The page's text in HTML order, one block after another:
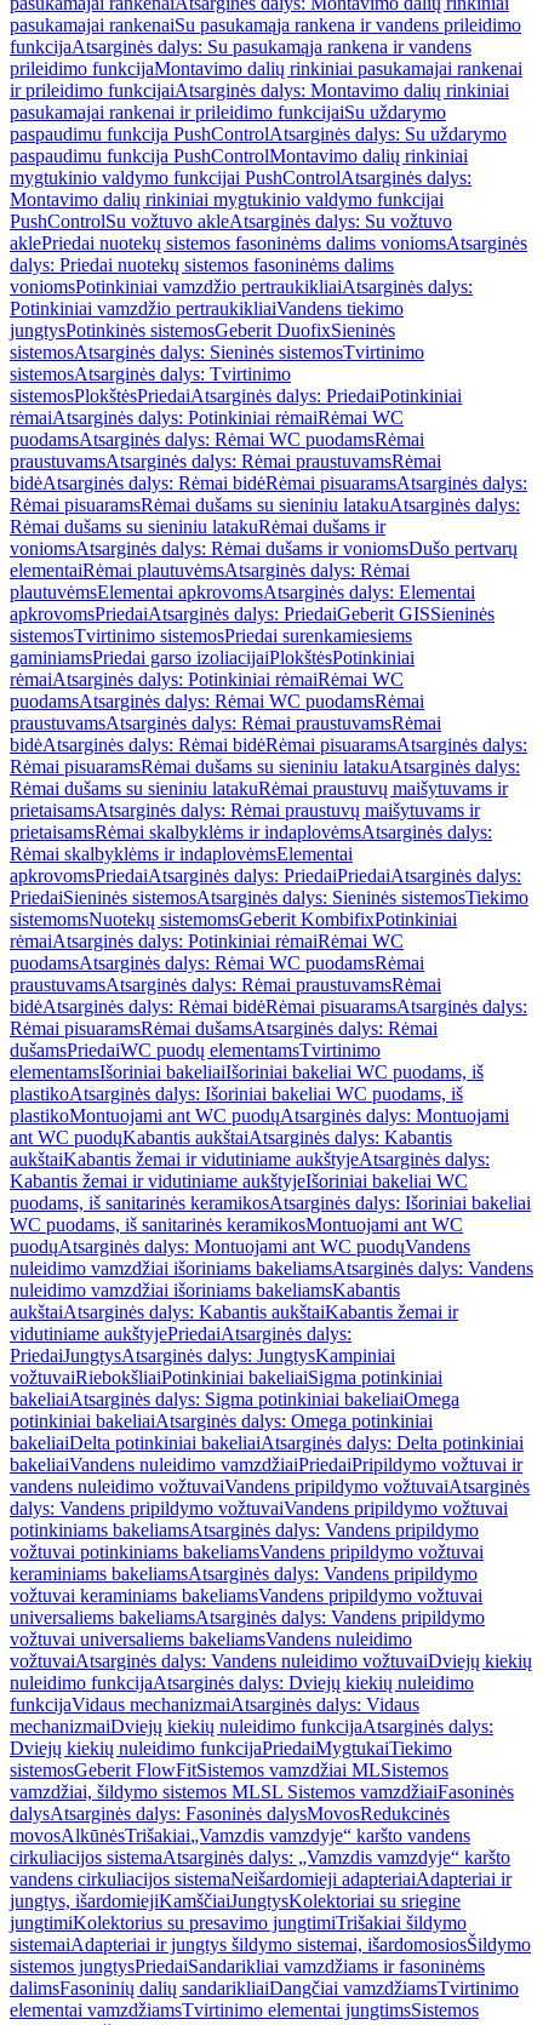
pasukamajai rankenaiSu pasukamąja rankena ir vandens prileidimo
funkcijaAtsarginės dalys: Su pasukamąja rankena ir vandens
prileidimo funkcijaMontavimo dalių rinkiniai pasukamajai rankenai
ir prileidimo funkcijaiAtsarginės dalys: Montavimo dalių rinkiniai
pasukamajai rankenai ir prileidimo funkcijaiSu uždarymo
paspaudimu funkcija PushControlAtsarginės dalys: Su uždarymo
paspaudimu funkcija PushControlMontavimo dalių rinkiniai
mygtukinio valdymo funkcijai PushControlAtsarginės dalys:
Montavimo dalių rinkiniai mygtukinio valdymo funkcijai
PushControlSu vožtuvo akleAtsarginės dalys: Su vožtuvo
aklePriedai nuotekų sistemos fasoninėms dalims voniomsAtsarginės
dalys: Priedai nuotekų sistemos fasoninėms dalims
voniomsPotinkiniai vamzdžio pertraukikliaiAtsarginės dalys:
Potinkiniai vamzdžio pertraukikliaiVandens tiekimo
jungtysPotinkinės sistemosGeberit DuofixSieninės
sistemosAtsarginės dalys: Sieninės sistemosTvirtinimo
sistemosAtsarginės dalys: Tvirtinimo
sistemosPlokštėsPriedaiAtsarginės dalys: PriedaiPotinkiniai
rėmaiAtsarginės dalys: Potinkiniai rėmaiRėmai WC
puodamsAtsarginės dalys: Rėmai WC puodamsRėmai
praustuvamsAtsarginės dalys: Rėmai praustuvamsRėmai
bidėAtsarginės dalys: Rėmai bidėRėmai pisuaramsAtsarginės dalys:
Rėmai pisuaramsRėmai dušams su sieniniu latakuAtsarginės dalys:
Rėmai dušams su sieniniu latakuRėmai dušams ir
voniomsAtsarginės dalys: Rėmai dušams ir voniomsDušo pertvarų
elementaiRėmai plautuvėmsAtsarginės dalys: Rėmai
plautuvėmsElementai apkrovomsAtsarginės dalys: Elementai
apkrovomsPriedaiAtsarginės dalys: PriedaiGeberit GISSieninės
sistemosTvirtinimo sistemosPriedai surenkamiesiems
gaminiamsPriedai garso izoliacijaiPlokštėsPotinkiniai
rėmaiAtsarginės dalys: Potinkiniai rėmaiRėmai WC
puodamsAtsarginės dalys: Rėmai WC puodamsRėmai
praustuvamsAtsarginės dalys: Rėmai praustuvamsRėmai
bidėAtsarginės dalys: Rėmai bidėRėmai pisuaramsAtsarginės dalys:
Rėmai pisuaramsRėmai dušams su sieniniu latakuAtsarginės dalys:
Rėmai dušams su sieniniu latakuRėmai praustuvų maišytuvams ir
prietaisamsAtsarginės dalys: Rėmai praustuvų maišytuvams ir
prietaisamsRėmai skalbyklėms ir indaplovėmsAtsarginės dalys:
Rėmai skalbyklėms ir indaplovėmsElementai
apkrovomsPriedaiAtsarginės dalys: PriedaiPriedaiAtsarginės dalys:
PriedaiSieninės sistemosAtsarginės dalys: Sieninės sistemosTiekimo
sistemomsNuotekų sistemomsGeberit KombifixPotinkiniai
rėmaiAtsarginės dalys: Potinkiniai rėmaiRėmai WC
puodamsAtsarginės dalys: Rėmai WC puodamsRėmai
praustuvamsAtsarginės dalys: Rėmai praustuvamsRėmai
bidėAtsarginės dalys: Rėmai bidėRėmai pisuaramsAtsarginės dalys:
Rėmai pisuaramsRėmai dušamsAtsarginės dalys: Rėmai
dušamsPriedaiWC puodų elementamsTvirtinimo
elementamsIšoriniai bakeliaiIšoriniai bakeliai WC puodams, iš
plastikoAtsarginės dalys: Išoriniai bakeliai WC puodams, iš
plastikoMontuojami ant WC puodųAtsarginės dalys: Montuojami
ant WC puodųKabantis aukštaiAtsarginės dalys: Kabantis
aukštaiKabantis žemai ir vidutiniame aukštyjeAtsarginės dalys:
Kabantis žemai ir vidutiniame aukštyjeIšoriniai bakeliai WC
puodams, iš sanitarinės keramikosAtsarginės dalys: Išoriniai bakeliai
WC puodams, iš sanitarinės keramikosMontuojami ant WC
puodųAtsarginės dalys: Montuojami ant WC puodųVandens
nuleidimo vamzdžiai išoriniams bakeliamsAtsarginės dalys: Vandens
nuleidimo vamzdžiai išoriniams bakeliamsKabantis
aukštaiAtsarginės dalys: Kabantis aukštaiKabantis žemai ir
vidutiniame aukštyjePriedaiAtsarginės dalys:
PriedaiJungtysAtsarginės dalys: JungtysKampiniai
vožtuvaiRiebokšliaiPotinkiniai bakeliaiSigma potinkiniai
bakeliaiAtsarginės dalys: Sigma potinkiniai bakeliaiOmega
potinkiniai bakeliaiAtsarginės dalys: Omega potinkiniai
bakeliaiDelta potinkiniai bakeliaiAtsarginės dalys: Delta potinkiniai
bakeliaiVandens nuleidimo vamzdžiaiPriedaiPripildymo vožtuvai ir
vandens nuleidimo vožtuvaiVandens pripildymo vožtuvaiAtsarginės
dalys: Vandens pripildymo vožtuvaiVandens pripildymo vožtuvai
potinkiniams bakeliamsAtsarginės dalys: Vandens pripildymo
vožtuvai potinkiniams bakeliamsVandens pripildymo vožtuvai
keraminiams bakeliamsAtsarginės dalys: Vandens pripildymo
vožtuvai keraminiams bakeliamsVandens pripildymo vožtuvai
universaliems bakeliamsAtsarginės dalys: Vandens pripildymo
vožtuvai universaliems bakeliamsVandens nuleidimo
vožtuvaiAtsarginės dalys: Vandens nuleidimo vožtuvaiDviejų kiekių
nuleidimo funkcijaAtsarginės dalys: Dviejų kiekių nuleidimo
funkcijaVidaus mechanizmaiAtsarginės dalys: Vidaus
mechanizmaiDviejų kiekių nuleidimo funkcijaAtsarginės dalys:
Dviejų kiekių nuleidimo funkcijaPriedaiMygtukaiTiekimo
sistemosGeberit FlowFitSistemos vamzdžiai MLSistemos
vamzdžiai, šildymo sistemos MLSL Sistemos vamzdžiaiFasoninės
dalysAtsarginės dalys: Fasoninės dalysMovosRedukcinės
movosAlkūnėsTrišakiai„Vamzdis vamzdyje“ karšto vandens
cirkuliacijos sistemaAtsarginės dalys: „Vamzdis vamzdyje“ karšto
vandens cirkuliacijos sistemaNeišardomieji adapteriaiAdapteriai ir
jungtys, išardomiejiKamščiaiJungtysKolektoriai su sriegine
jungtimiKolektorius su presavimo jungtimiTrišakiai šildymo
sistemaiAdapteriai ir jungtys šildymo sistemai, išardomosiosŠildymo
sistemos jungtysPriedaiSandarikliai vamzdžiams ir fasoninėms
dalimsFasoninių dalių sandarikliaiDangčiai vamzdžiamsTvirtinimo
elementai vamzdžiamsTvirtinimo elementai jungtimsSistemos